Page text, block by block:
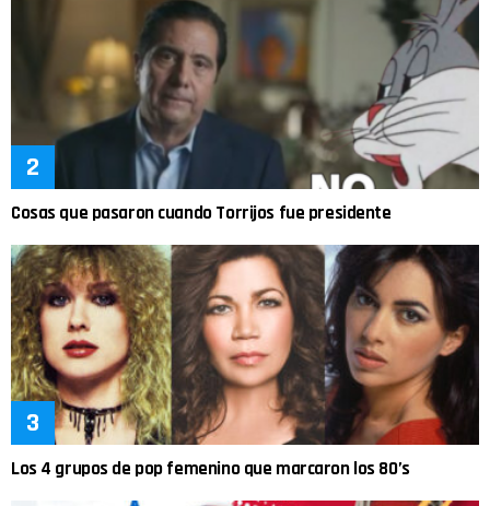
Cosas que pasaron cuando Torrijos fue presidente
Los 4 grupos de pop femenino que marcaron los 80’s